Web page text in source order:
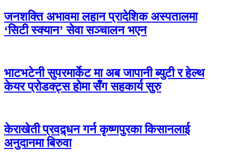
जनशक्ति अभावमा लहान प्रादेशिक अस्पतालमा
‘सिटी स्क्यान’ सेवा सञ्चालन भएन
भाटभटेनी सुपरमार्केट मा अब जापानी ब्युटी र हेल्थ
केयर प्रोडक्ट्स होमा सँग सहकार्य सुरु
केराखेती प्रवद्र्धन गर्न कृष्णपुरका किसानलाई
अनुदानमा बिरुवा